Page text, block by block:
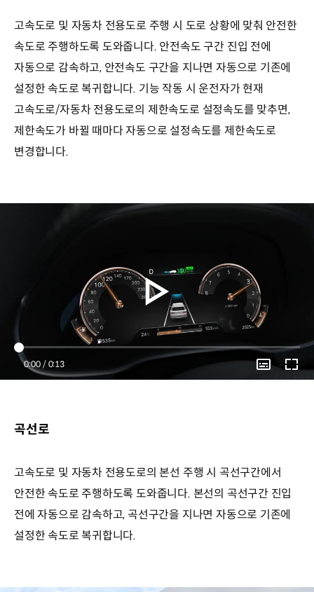
고속도로 및 자동차 전용도로 주행 시 도로 상황에 맞춰 안전한
속도로 주행하도록 도와줍니다. 안전속도 구간 진입 전에
자동으로 감속하고, 안전속도 구간을 지나면 자동으로 기존에
설정한 속도로 복귀합니다. 기능 작동 시 운전자가 현재
고속도로/자동차 전용도로의 제한속도로 설정속도를 맞추면,
제한속도가 바뀔 때마다 자동으로 설정속도를 제한속도로
변경합니다.
Current
Time
0:00 / Duration
0:13
곡선로
고속도로 및 자동차 전용도로의 본선 주행 시 곡선구간에서
안전한 속도로 주행하도록 도와줍니다. 본선의 곡선구간 진입
전에 자동으로 감속하고, 곡선구간을 지나면 자동으로 기존에
설정한 속도로 복귀합니다.